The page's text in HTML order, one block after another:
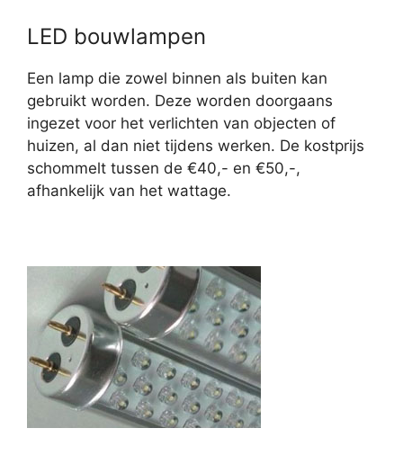
LED bouwlampen
Een lamp die zowel binnen als buiten kan
gebruikt worden. Deze worden doorgaans
ingezet voor het verlichten van objecten of
huizen, al dan niet tijdens werken. De kostprijs
schommelt tussen de €40,- en €50,-,
afhankelijk van het wattage.